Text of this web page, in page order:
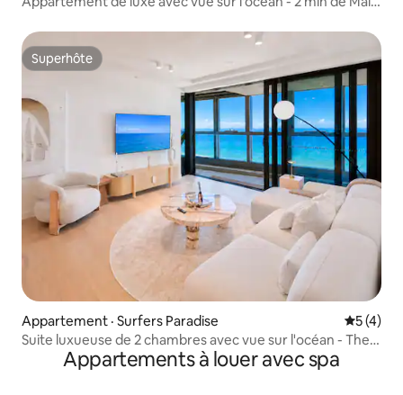
Superhôte
Superhôte
Appartement · Surfers Paradise Note
5 (4)
Suite luxueuse de 2 chambres avec vue sur l'océan - The
Langham + stationnement
Appartements à louer avec spa